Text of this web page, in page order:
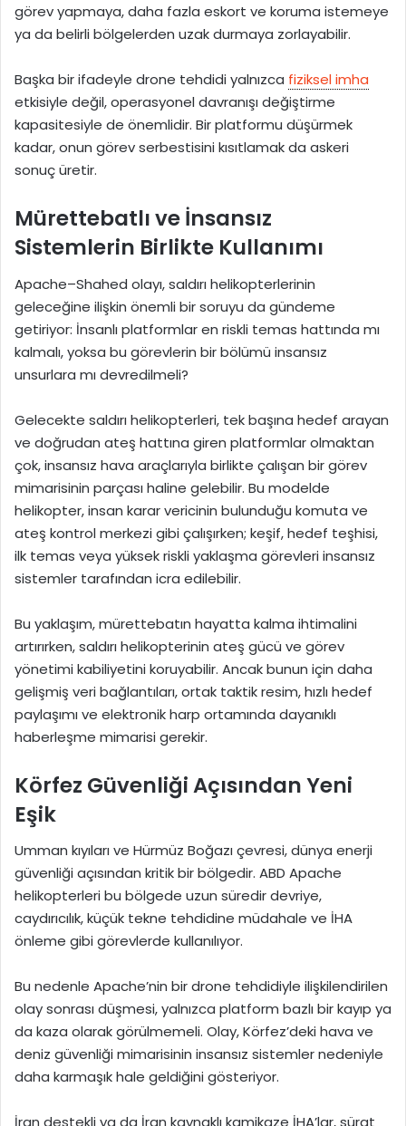
görev yapmaya, daha fazla eskort ve koruma istemeye
ya da belirli bölgelerden uzak durmaya zorlayabilir.
Başka bir ifadeyle drone tehdidi yalnızca fiziksel imha
etkisiyle değil, operasyonel davranışı değiştirme
kapasitesiyle de önemlidir. Bir platformu düşürmek
kadar, onun görev serbestisini kısıtlamak da askeri
sonuç üretir.
Mürettebatlı ve İnsansız
Sistemlerin Birlikte Kullanımı
Apache–Shahed olayı, saldırı helikopterlerinin
geleceğine ilişkin önemli bir soruyu da gündeme
getiriyor: İnsanlı platformlar en riskli temas hattında mı
kalmalı, yoksa bu görevlerin bir bölümü insansız
unsurlara mı devredilmeli?
Gelecekte saldırı helikopterleri, tek başına hedef arayan
ve doğrudan ateş hattına giren platformlar olmaktan
çok, insansız hava araçlarıyla birlikte çalışan bir görev
mimarisinin parçası haline gelebilir. Bu modelde
helikopter, insan karar vericinin bulunduğu komuta ve
ateş kontrol merkezi gibi çalışırken; keşif, hedef teşhisi,
ilk temas veya yüksek riskli yaklaşma görevleri insansız
sistemler tarafından icra edilebilir.
Bu yaklaşım, mürettebatın hayatta kalma ihtimalini
artırırken, saldırı helikopterinin ateş gücü ve görev
yönetimi kabiliyetini koruyabilir. Ancak bunun için daha
gelişmiş veri bağlantıları, ortak taktik resim, hızlı hedef
paylaşımı ve elektronik harp ortamında dayanıklı
haberleşme mimarisi gerekir.
Körfez Güvenliği Açısından Yeni
Eşik
Umman kıyıları ve Hürmüz Boğazı çevresi, dünya enerji
güvenliği açısından kritik bir bölgedir. ABD Apache
helikopterleri bu bölgede uzun süredir devriye,
caydırıcılık, küçük tekne tehdidine müdahale ve İHA
önleme gibi görevlerde kullanılıyor.
Bu nedenle Apache’nin bir drone tehdidiyle ilişkilendirilen
olay sonrası düşmesi, yalnızca platform bazlı bir kayıp ya
da kaza olarak görülmemeli. Olay, Körfez’deki hava ve
deniz güvenliği mimarisinin insansız sistemler nedeniyle
daha karmaşık hale geldiğini gösteriyor.